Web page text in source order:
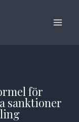
för
sanktioner